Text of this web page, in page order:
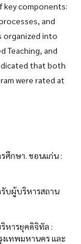
key components:
and
organized into
Teaching, and
that both
were rated at
ศึกษา. ขอนแก่น :
บผู้บริหารสถาน
หารยุคดิจิทัล :
งเทพมหานคร และ